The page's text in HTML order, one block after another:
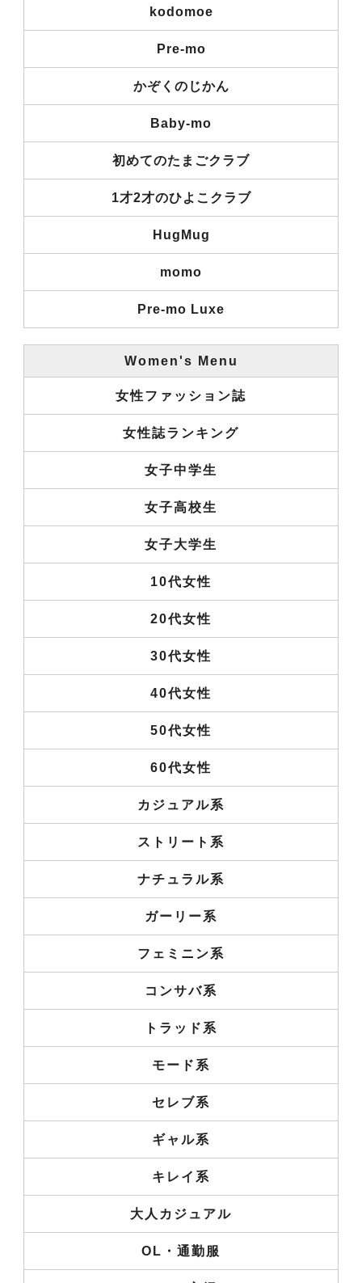
kodomoe
Pre-mo
かぞくのじかん
Baby-mo
初めてのたまごクラブ
1才2才のひよこクラブ
HugMug
momo
Pre-mo Luxe
Women's Menu
女性ファッション誌
女性誌ランキング
女子中学生
女子高校生
女子大学生
10代女性
20代女性
30代女性
40代女性
50代女性
60代女性
カジュアル系
ストリート系
ナチュラル系
ガーリー系
フェミニン系
コンサバ系
トラッド系
モード系
セレブ系
ギャル系
キレイ系
大人カジュアル
OL・通勤服